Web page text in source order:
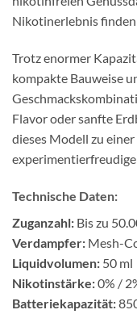
Nikotinerlebnis finden
Trotz enormer
kompakte Bauweise
Flavor oder sanfte
dieses Modell zu
Technische Daten:
Zuganzahl: Bis zu
Verdampfer: Mesh-
Liquidvolumen: 50 ml
Nikotinstärke:0% /
Batteriekapazität: